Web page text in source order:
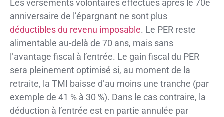
Les versements volontaires effectués après le 70e
anniversaire de l’épargnant ne sont plus
déductibles du revenu imposable. Le PER reste
alimentable au-delà de 70 ans, mais sans
l’avantage fiscal à l’entrée. Le gain fiscal du PER
sera pleinement optimisé si, au moment de la
retraite, la TMI baisse d’au moins une tranche (par
exemple de 41 % à 30 %). Dans le cas contraire, la
déduction à l’entrée est en partie annulée par